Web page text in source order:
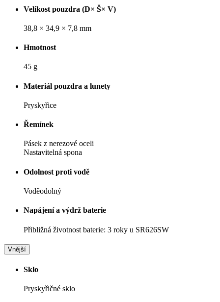
Velikost pouzdra (D× Š× V)
38,8 × 34,9 × 7,8 mm
Hmotnost
45 g
Materiál pouzdra a lunety
Pryskyřice
Řemínek
Pásek z nerezové oceli
Nastavitelná spona
Odolnost proti vodě
Voděodolný
Napájení a výdrž baterie
Přibližná životnost baterie: 3 roky u SR626SW
Vnější
Sklo
Pryskyřičné sklo